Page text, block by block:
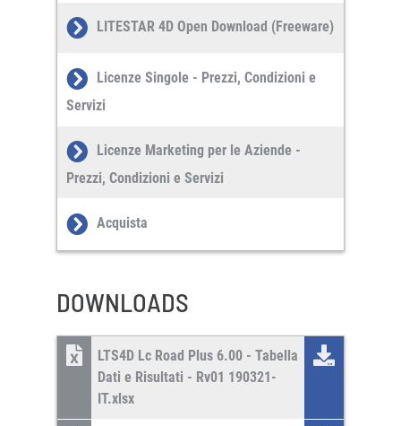
LITESTAR 4D Open Download (Freeware)
Licenze Singole - Prezzi, Condizioni e
Servizi
Licenze Marketing per le Aziende -
Prezzi, Condizioni e Servizi
Acquista
DOWNLOADS
LTS4D Lc Road Plus 6.00 - Tabella
Dati e Risultati - Rv01 190321-
IT.xlsx